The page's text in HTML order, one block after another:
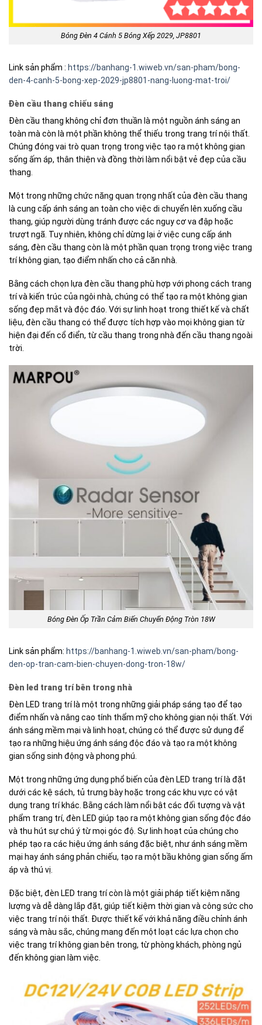
Bóng Đèn 4 Cánh 5 Bóng Xếp 2029, JP8801
Link sản phẩm : https://banhang-1.wiweb.vn/san-pham/bong-
den-4-canh-5-bong-xep-2029-jp8801-nang-luong-mat-troi/
Đèn cầu thang chiếu sáng
Đèn cầu thang không chỉ đơn thuần là một nguồn ánh sáng an
toàn mà còn là một phần không thể thiếu trong trang trí nội thất.
Chúng đóng vai trò quan trọng trong việc tạo ra một không gian
sống ấm áp, thân thiện và đồng thời làm nổi bật vẻ đẹp của cầu
thang.
Một trong những chức năng quan trọng nhất của đèn cầu thang
là cung cấp ánh sáng an toàn cho việc di chuyển lên xuống cầu
thang, giúp người dùng tránh được các nguy cơ va đập hoặc
trượt ngã. Tuy nhiên, không chỉ dừng lại ở việc cung cấp ánh
sáng, đèn cầu thang còn là một phần quan trọng trong việc trang
trí không gian, tạo điểm nhấn cho cả căn nhà.
Bằng cách chọn lựa đèn cầu thang phù hợp với phong cách trang
trí và kiến trúc của ngôi nhà, chúng có thể tạo ra một không gian
sống đẹp mắt và độc đáo. Với sự linh hoạt trong thiết kế và chất
liệu, đèn cầu thang có thể được tích hợp vào mọi không gian từ
hiện đại đến cổ điển, từ cầu thang trong nhà đến cầu thang ngoài
trời.
Bóng Đèn Ốp Trần Cảm Biến Chuyển Động Tròn 18W
Link sản phẩm: https://banhang-1.wiweb.vn/san-pham/bong-
den-op-tran-cam-bien-chuyen-dong-tron-18w/
Đèn led trang trí bên trong nhà
Đèn LED trang trí là một trong những giải pháp sáng tạo để tạo
điểm nhấn và nâng cao tính thẩm mỹ cho không gian nội thất. Với
ánh sáng mềm mại và linh hoạt, chúng có thể được sử dụng để
tạo ra những hiệu ứng ánh sáng độc đáo và tạo ra một không
gian sống sinh động và phong phú.
Một trong những ứng dụng phổ biến của đèn LED trang trí là đặt
dưới các kệ sách, tủ trưng bày hoặc trong các khu vực có vật
dụng trang trí khác. Bằng cách làm nổi bật các đối tượng và vật
phẩm trang trí, đèn LED giúp tạo ra một không gian sống độc đáo
và thu hút sự chú ý từ mọi góc độ. Sự linh hoạt của chúng cho
phép tạo ra các hiệu ứng ánh sáng đặc biệt, như ánh sáng mềm
mại hay ánh sáng phản chiếu, tạo ra một bầu không gian sống ấm
áp và thú vị.
Đặc biệt, đèn LED trang trí còn là một giải pháp tiết kiệm năng
lượng và dễ dàng lắp đặt, giúp tiết kiệm thời gian và công sức cho
việc trang trí nội thất. Được thiết kế với khả năng điều chỉnh ánh
sáng và màu sắc, chúng mang đến một loạt các lựa chọn cho
việc trang trí không gian bên trong, từ phòng khách, phòng ngủ
đến không gian làm việc.